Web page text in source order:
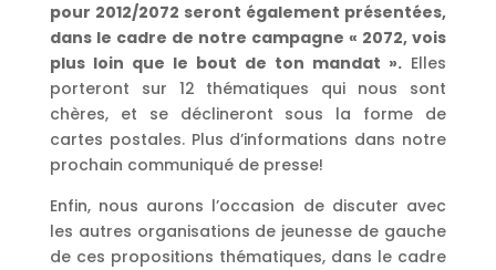
pour 2012/2072 seront également présentées,
dans le cadre de notre campagne « 2072, vois
plus loin que le bout de ton mandat ». Elles
porteront sur 12 thématiques qui nous sont
chères, et se déclineront sous la forme de
cartes postales. Plus d’informations dans notre
prochain communiqué de presse!
Enfin, nous aurons l’occasion de discuter avec
les autres organisations de jeunesse de gauche
de ces propositions thématiques, dans le cadre